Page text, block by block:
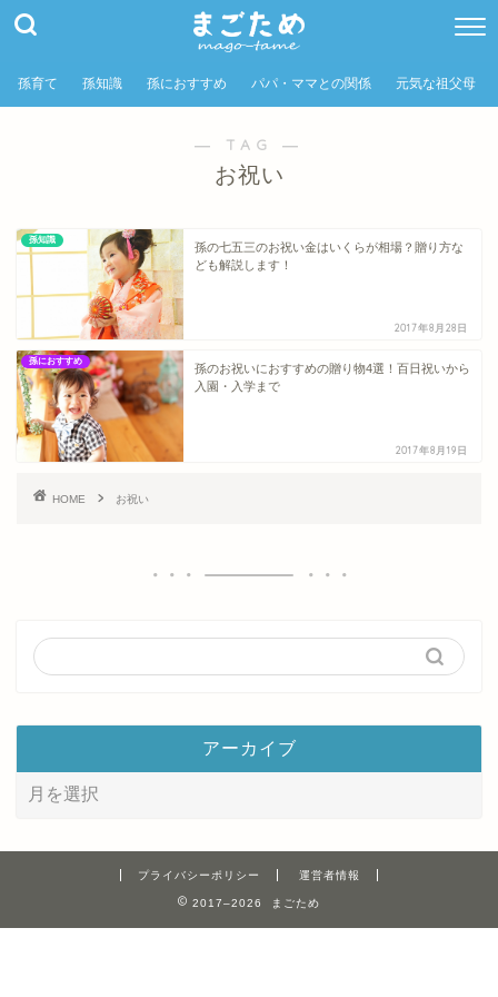
孫育て 孫知識 孫におすすめ パパ・ママとの関係 元気な祖父母
― TAG ―
お祝い
孫知識
孫の七五三のお祝い金はいくらが相場？贈り方な
ども解説します！
2017年8月28日
孫におすすめ
孫のお祝いにおすすめの贈り物4選！百日祝いから
入園・入学まで
2017年8月19日
HOME お祝い
アーカイブ
プライバシーポリシー 運営者情報
2017–2026 まごため